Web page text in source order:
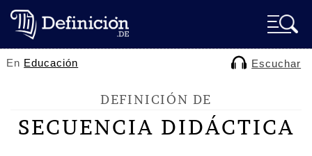
En Educación Escuchar
DEFINICIÓN DE
SECUENCIA DIDÁCTICA